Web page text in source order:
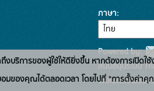
ภาษา
Powered by:
สนับสนุนระบบ
เว็บไซต์ที่เกี่ยวข้อ
งบริการของผู้ใช้ให้ดียิ่งขึ้น หากต้องการเปิด
มของคุณได้ตลอดเวลา โดยไปที่ "การตั้งค่าคุ